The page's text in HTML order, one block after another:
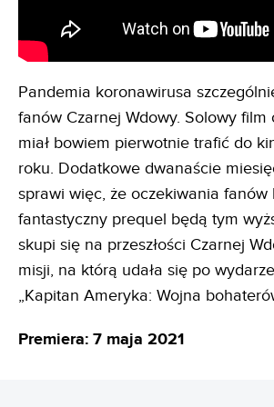
Pandemia koronawirusa
fanów Czarnej Wdowy. Solowy film
miał bowiem pierwotnie trafić do
roku. Dodatkowe dwanaście
sprawi więc, że oczekiwania fanów
fantastyczny prequel będą tym
skupi się na przeszłości Czarnej
misji, na którą udała się po
„Kapitan Ameryka: Wojna
Premiera: 7 maja 2021